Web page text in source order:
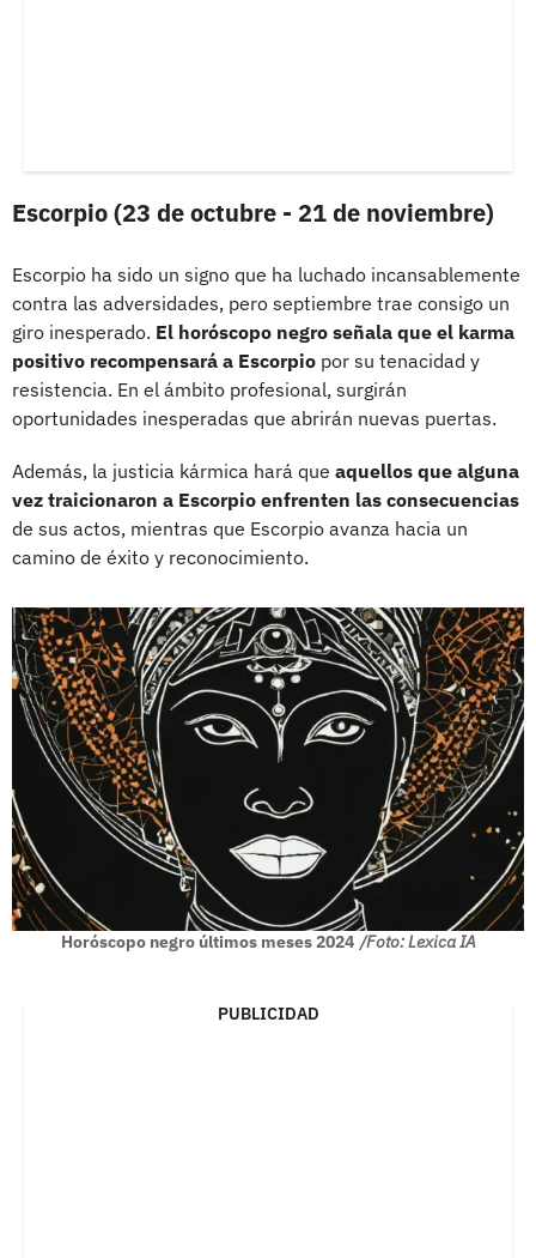
Escorpio (23 de octubre - 21 de noviembre)
Escorpio ha sido un signo que ha luchado incansablemente
contra las adversidades, pero septiembre trae consigo un
giro inesperado. El horóscopo negro señala que el karma
positivo recompensará a Escorpio por su tenacidad y
resistencia. En el ámbito profesional, surgirán
oportunidades inesperadas que abrirán nuevas puertas.
Además, la justicia kármica hará que aquellos que alguna
vez traicionaron a Escorpio enfrenten las consecuencias
de sus actos, mientras que Escorpio avanza hacia un
camino de éxito y reconocimiento.
Horóscopo negro últimos meses 2024 /Foto: Lexica IA
PUBLICIDAD